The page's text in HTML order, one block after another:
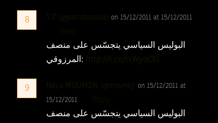
8 Y.Z (@yosratunisia) on 15/12/2011 at 15/12/2011
البوليس السياسي يتجسّس على منصف
المرزوقي:
http://t.co/rlWyoC6l
9 Néjia MOUMEN (@mounej) on 15/12/2011 at
15/12/2011
البوليس السياسي يتجسّس على منصف